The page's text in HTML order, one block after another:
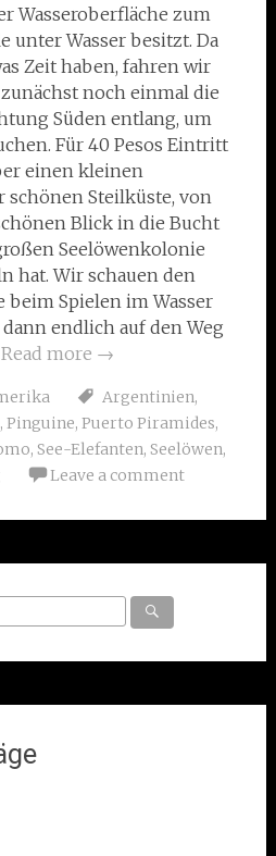
Wasseroberfläche zum
unter Wasser besitzt. Da
Zeit haben, fahren wir
noch einmal die
Süden entlang, um
Für 40 Pesos Eintritt
einen kleinen
schönen Steilküste, von
Blick in die Bucht
Seelöwenkolonie
hat. Wir schauen den
beim Spielen im Wasser
endlich auf den Weg
Read more →
Argentinien,
, Pinguine, Puerto Piramides,
, See-Elefanten, Seelöwen,
Leave a comment